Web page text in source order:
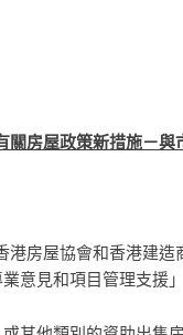
關房屋政策新措施－與
房屋協會和香港建造
意見和項目管理支援」